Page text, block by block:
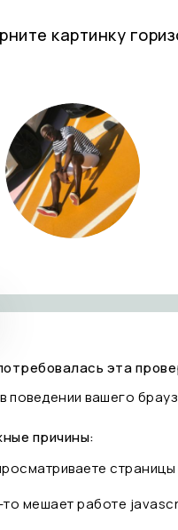
картинку
эта
поведении вашего
причины:
мешает работе